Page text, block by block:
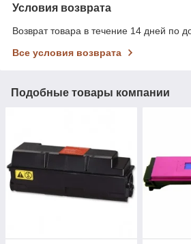
Условия возврата
Возврат товара в течение 14 дней по
Все условия возврата
Подобные товары компании